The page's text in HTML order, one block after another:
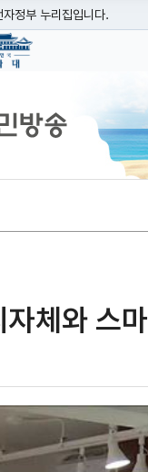
정부 누리집입니다.
인 주소를 사용하고 있다
자체와 스